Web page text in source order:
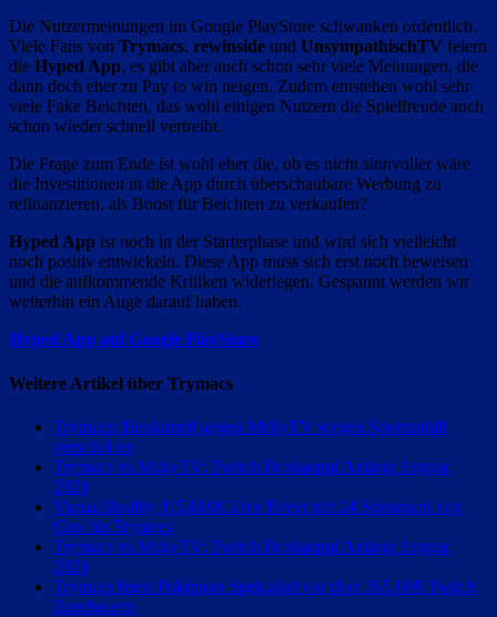
Die Nutzermeinungen im Google PlayStore schwanken ordentlich.
Viele Fans von Trymacs, rewinside und UnsympathischTV feiern
die Hyped App, es gibt aber auch schon sehr viele Meinungen, die
dann doch eher zu Pay to win neigen. Zudem entstehen wohl sehr
viele Fake Beichten, das wohl einigen Nutzern die Spielfreude auch
schon wieder schnell vertreibt.
Die Frage zum Ende ist wohl eher die, ob es nicht sinnvoller wäre
die Investitionen in die App durch überschaubare Werbung zu
refinanzieren, als Boost für Beichten zu verkaufen?
Hyped App ist noch in der Starterphase und wird sich vielleicht
noch positiv entwickeln. Diese App muss sich erst noch beweisen
und die aufkommende Kritiken widerlegen. Gespannt werden wir
weiterhin ein Auge darauf haben.
Hyped App auf Google PlayStore
Weitere Artikel über Trymacs
Trymacs: Boxkampf gegen MckyTV wegen Sportunfall
verschoben
Trymacs vs MckyTV: Twitch Boxkampf Anfang August
2021
Virtual Reality 115.000€ Live Event mit 24 Streamern von
Gnu bis Trymacs
Trymacs vs MckyTV: Twitch Boxkampf Anfang August
2021
Trymacs feiert Pokèmon Spektakel vor über 365.000 Twitch
Zuschauern